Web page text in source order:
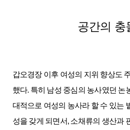
공간의 충
갑오경장 이후 여성의 지위 향상도
했다. 특히 남성 중심의 농사였던 논
대적으로 여성의 농사라 할 수 있는
성을 갖게 되면서, 소채류의 생산과